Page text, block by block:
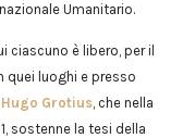
Umanitario.
ciascuno è libero, per il
quei luoghi e presso
Hugo Grotius, che nella
sostenne la tesi della